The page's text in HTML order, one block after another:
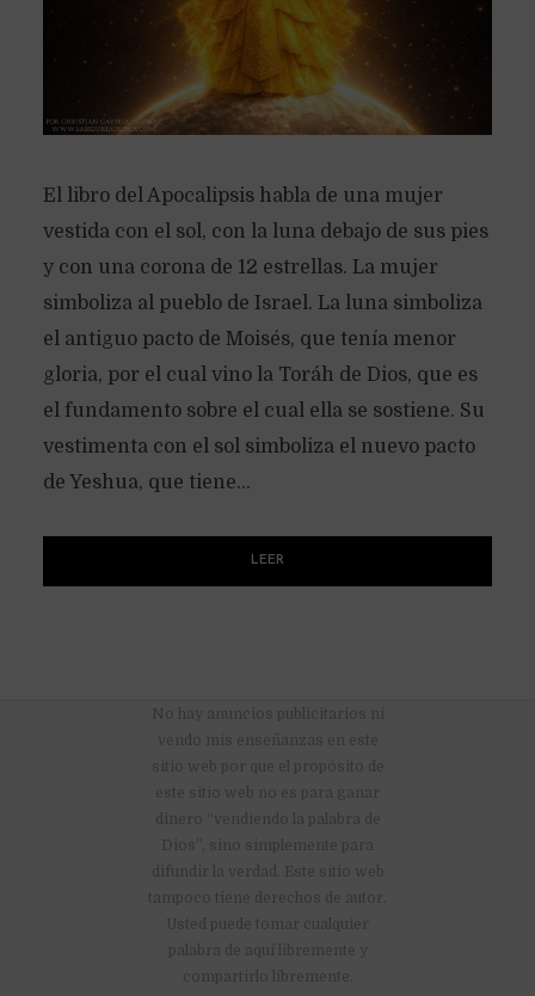
El libro del Apocalipsis habla de una mujer
vestida con el sol, con la luna debajo de sus pies
y con una corona de 12 estrellas. La mujer
simboliza al pueblo de Israel. La luna simboliza
el antiguo pacto de Moisés, que tenía menor
gloria, por el cual vino la Toráh de Dios, que es
el fundamento sobre el cual ella se sostiene. Su
vestimenta con el sol simboliza el nuevo pacto
de Yeshua, que tiene...
LEER
No hay anuncios publicitarios ni
vendo mis enseñanzas en este
sitio web por que el propósito de
este sitio web no es para ganar
dinero “vendiendo la palabra de
Dios”, sino simplemente para
difundir la verdad. Este sitio web
tampoco tiene derechos de autor.
Usted puede tomar cualquier
palabra de aquí libremente y
compartirlo libremente.